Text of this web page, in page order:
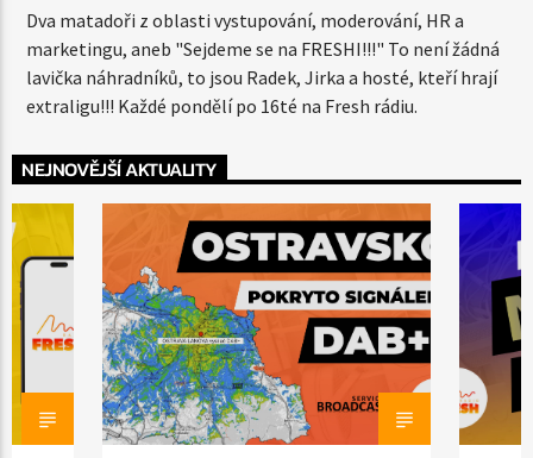
AKTUÁLNÍ POŘAD
SEJDEME SE NA FRESHI! REPRÍZA
14:00 15:00
64Kbps AAC
128Kbps MP3
320Kbps MP3
Dva matadoři z oblasti vystupování, moderování, HR a
marketingu, aneb "Sejdeme se na FRESHI!!!" To není žádná
lavička náhradníků, to jsou Radek, Jirka a hosté, kteří hrají
extraligu!!! Každé pondělí po 16té na Fresh rádiu.
NEJNOVĚJŠÍ AKTUALITY